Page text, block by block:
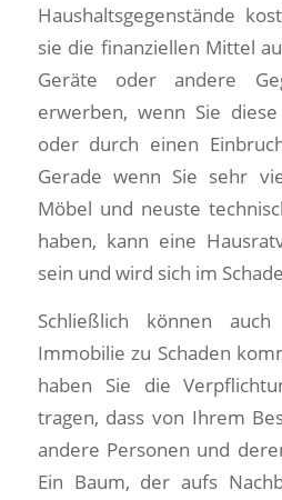
Haushaltsgegenstände
sie die finanziellen Mittel
Geräte oder andere
erwerben, wenn Sie
oder durch einen
Gerade wenn Sie sehr
Möbel und neuste
haben, kann eine
sein und wird sich im
Schließlich können
Immobilie zu Schaden
haben Sie die
tragen, dass von Ihrem
andere Personen und
Ein Baum, der aufs